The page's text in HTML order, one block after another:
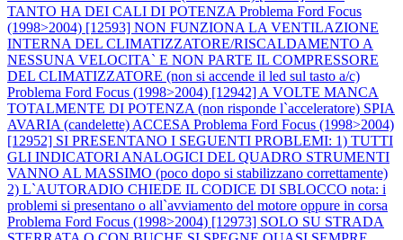
TANTO HA DEI CALI DI POTENZA Problema Ford Focus
(1998>2004) [12593] NON FUNZIONA LA VENTILAZIONE
INTERNA DEL CLIMATIZZATORE/RISCALDAMENTO A
NESSUNA VELOCITA` E NON PARTE IL COMPRESSORE
DEL CLIMATIZZATORE (non si accende il led sul tasto a/c)
Problema Ford Focus (1998>2004) [12942] A VOLTE MANCA
TOTALMENTE DI POTENZA (non risponde l`acceleratore) SPIA
AVARIA (candelette) ACCESA Problema Ford Focus (1998>2004)
[12952] SI PRESENTANO I SEGUENTI PROBLEMI: 1) TUTTI
GLI INDICATORI ANALOGICI DEL QUADRO STRUMENTI
VANNO AL MASSIMO (poco dopo si stabilizzano correttamente)
2) L`AUTORADIO CHIEDE IL CODICE DI SBLOCCO nota: i
problemi si presentano o all`avviamento del motore oppure in corsa
Problema Ford Focus (1998>2004) [12973] SOLO SU STRADA